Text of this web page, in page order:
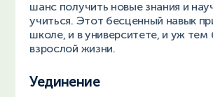
шанс получить новые знания и
учиться. Этот бесценный навык
школе, и в университете, и уж тем
взрослой жизни.
Уединение